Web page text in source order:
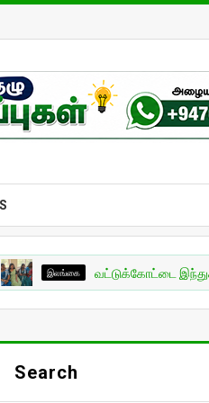
இலங்கை வட்டுக்கோட்டை இந்துக்
Search